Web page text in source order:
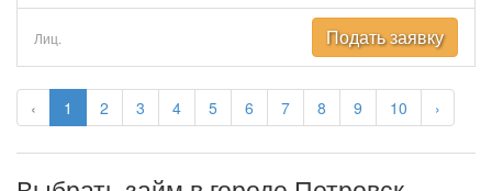
‹ 1 2 3 4 5 6 7 8 9 10 ›
Лиц. Подать заявку